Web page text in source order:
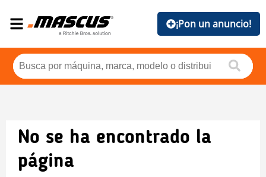
¡Pon un anuncio!
No se ha encontrado la
página